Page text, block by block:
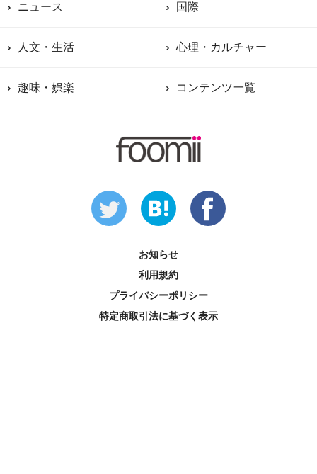
ニュース 国際
人文・生活 心理・カルチャー
趣味・娯楽 コンテンツ一覧
お知らせ
利用規約
プライバシーポリシー
特定商取引法に基づく表示